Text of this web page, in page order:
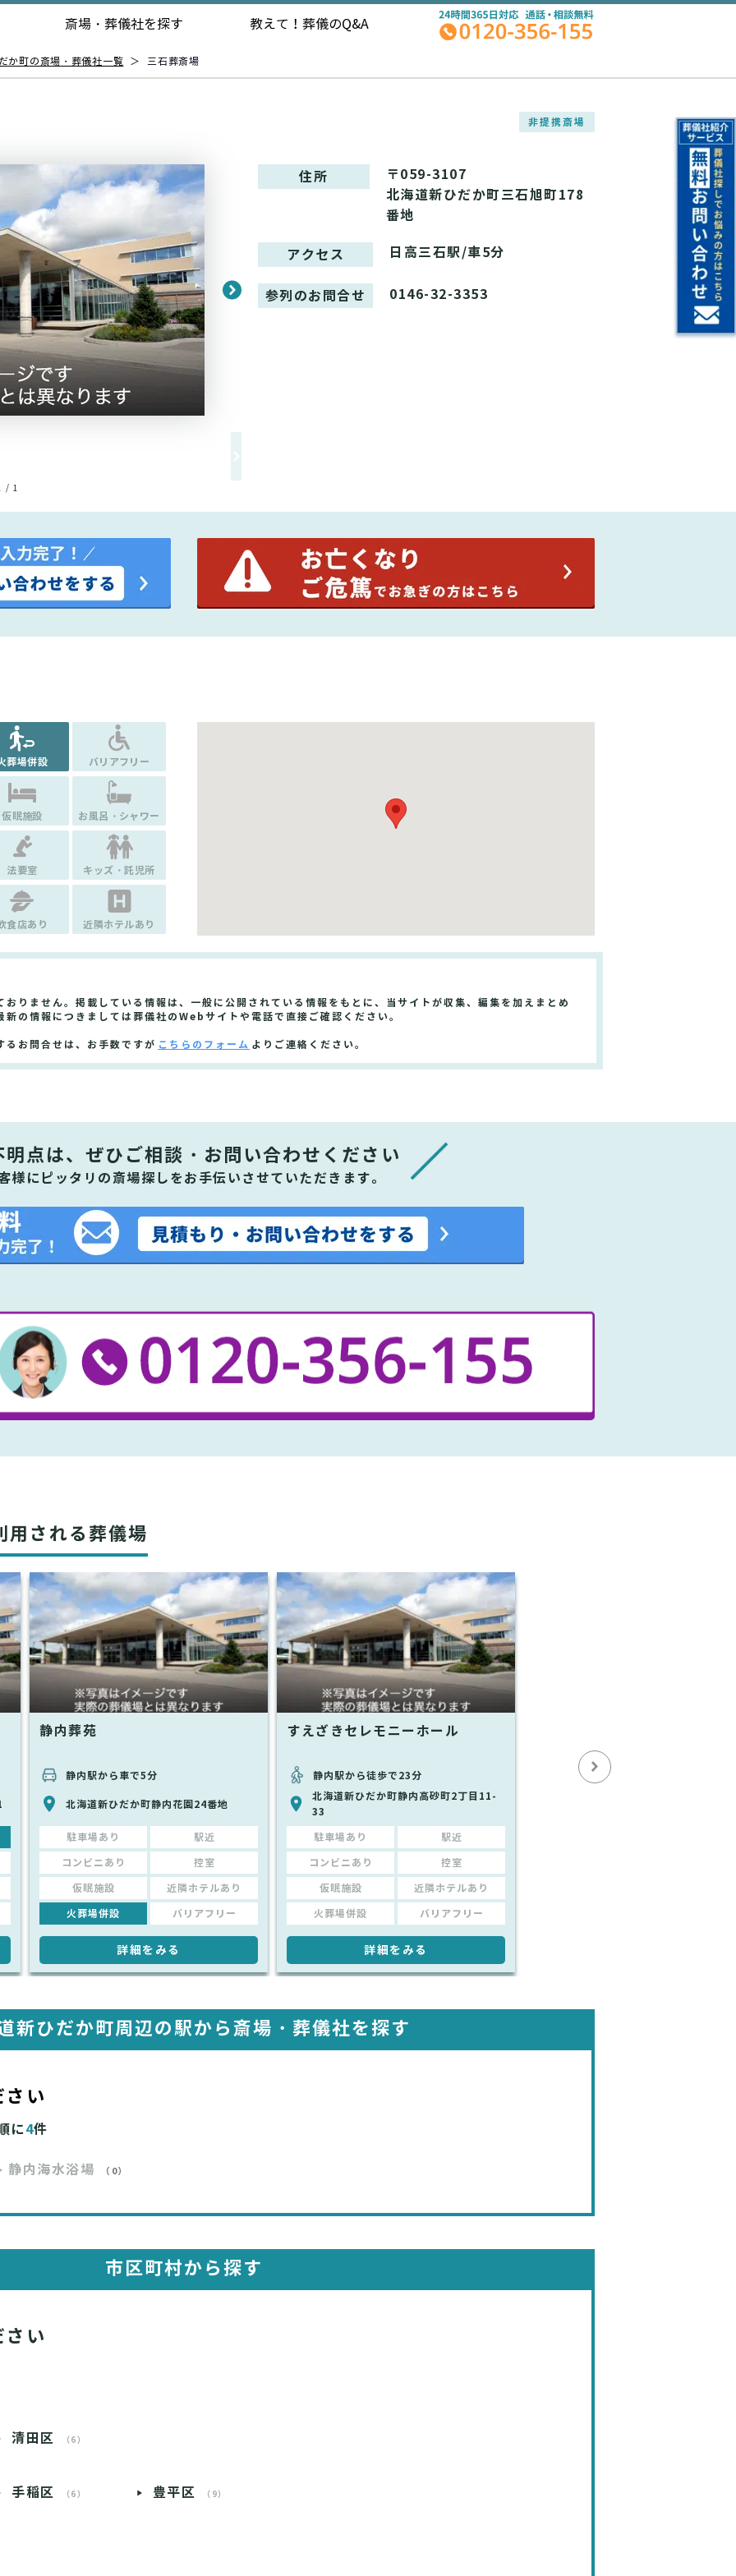
斎場・葬儀社を探す 教えて！ 葬儀のQ&A
か町の斎場・葬儀社一覧 ＞ 三石葬斎場
非提携斎場
/ 1
住所
〒059-3107
北海道新ひだか町三石旭町178
番地
アクセス 日高三石駅/車5分
参列のお問合せ 0146-32-3353
葬場併設 バリアフリー
仮眠施設 お風呂・シャワー
法要室 キッズ・託児所
食店あり 近隣ホテルあり
りません。掲載している情報は、一般に公開されている情報をもとに、当サイトが収集、編集を加えまとめ
の情報につきましては葬儀社のWebサイトや電話で直接ご確認ください。
るお問合せは、お手数ですが こちらのフォーム よりご連絡ください。
明点は、ぜひ ご相談・お問い合わせください
様にピッタリの斎場探しをお手伝いさせていただきます。
用される葬儀場
静内葬苑
静内駅から車で5分
北海道新ひだか町静内花園24番地
駐車場あり 駅近
コンビニあり 控室
仮眠施設 近隣ホテルあり
火葬場併設 バリアフリー
詳細をみる
すえざきセレモニーホール
静内駅から徒歩で23分
北海道新ひだか町静内高砂町2丁目11-
33
駐車場あり 駅近
コンビニあり 控室
仮眠施設 近隣ホテルあり
火葬場併設 バリアフリー
詳細をみる
新ひだか町周辺の駅から 斎場・葬儀社を探す
い
に4件
静内海水浴場 （0）
市区町村から探す
い
清田区 （6）
手稲区 （6） 豊平区 （9）